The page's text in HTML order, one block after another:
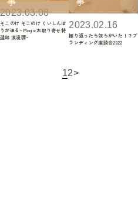
2023.03.08
そこのけ そこのけ くいしんぼ
うが通る~Mogicお取り寄せ特
選部 浪漫譚~
2023.02.16
振り返ったら奴らがいた！？ブ
ランディング座談会2022
12>